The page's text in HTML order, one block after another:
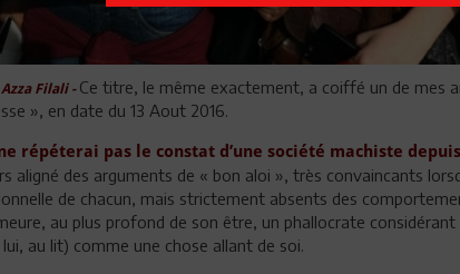
Azza Filali - Ce titre, le même exactement, a coiffé un de mes
», en date du 13 Aout 2016.
répéterai pas le constat d’une société machiste
aligné des arguments de « bon aloi », très convaincants
de chacun, mais strictement absents des
au plus profond de son être, un phallocrate considérant
au lit) comme une chose allant de soi.